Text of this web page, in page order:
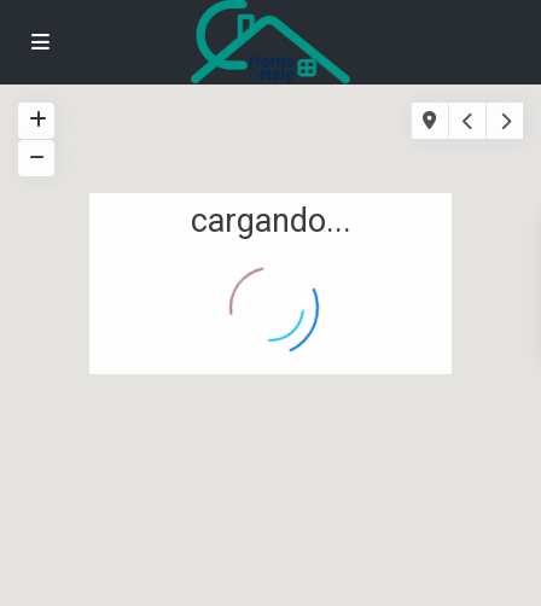
cargando...